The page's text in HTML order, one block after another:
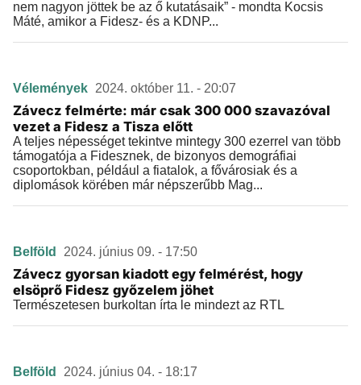
nem nagyon jöttek be az ő kutatásaik” - mondta Kocsis
Máté, amikor a Fidesz- és a KDNP...
Vélemények 2024. október 11. - 20:07
Závecz felmérte: már csak 300 000 szavazóval
vezet a Fidesz a Tisza előtt
A teljes népességet tekintve mintegy 300 ezerrel van több
támogatója a Fidesznek, de bizonyos demográfiai
csoportokban, például a fiatalok, a fővárosiak és a
diplomások körében már népszerűbb Mag...
Belföld 2024. június 09. - 17:50
Závecz gyorsan kiadott egy felmérést, hogy
elsöprő Fidesz győzelem jöhet
Természetesen burkoltan írta le mindezt az RTL
Belföld 2024. június 04. - 18:17